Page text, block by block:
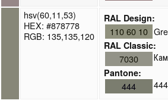
hsv(60,11,53)
HEX: #878778
RGB: 135,135,120
RAL Design:
110 60 10
RAL Classic:
7030
Pantone:
444
444